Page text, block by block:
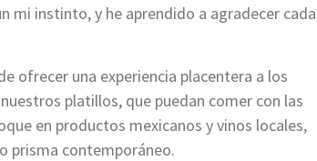
mi instinto, y he aprendido a agradecer cada
ofrecer una experiencia placentera a los
platillos, que puedan comer con las
en productos mexicanos y vinos locales,
prisma contemporáneo.